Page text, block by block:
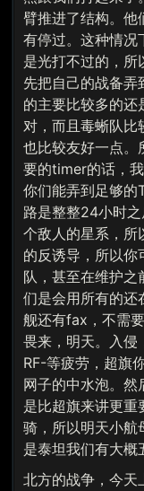
臂推进了结构。他
有停过。这种情况
是光打不过的，所
先把自己的战备
的主要比较多的还
对，而且毒蜥队比
也比较友好一点。
要的timer的话，
你们能弄到足够的
路是整整24小时
个敌人的星系，所
的反诱导，所以你
队，甚至在维护之
们是会用所有的还
舰还有fax，不需
畏来，明天。入侵
RF-等疲劳，超旗
网子的中水泡。然
是比超旗来讲更重
骑，所以明天小航
是泰坦我们有大概
北方的战争，今天